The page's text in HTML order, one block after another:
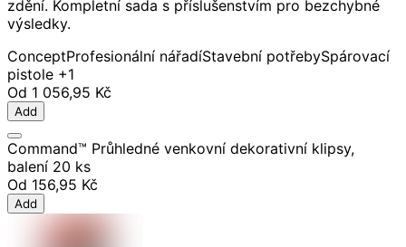
zdění. Kompletní sada s příslušenstvím pro bezchybné
výsledky.
ConceptProfesionální nářadíStavební potřebySpárovací
pistole +1
Od 1 056,95 Kč
Add
Command™ Průhledné venkovní dekorativní klipsy,
balení 20 ks
Od 156,95 Kč
Add